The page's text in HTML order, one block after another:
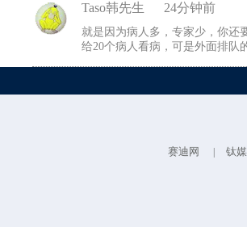
Taso韩先生 24分钟前
就是因为病人多，专家少，你还
给20个病人看病，可是外面排队
赛迪网 钛